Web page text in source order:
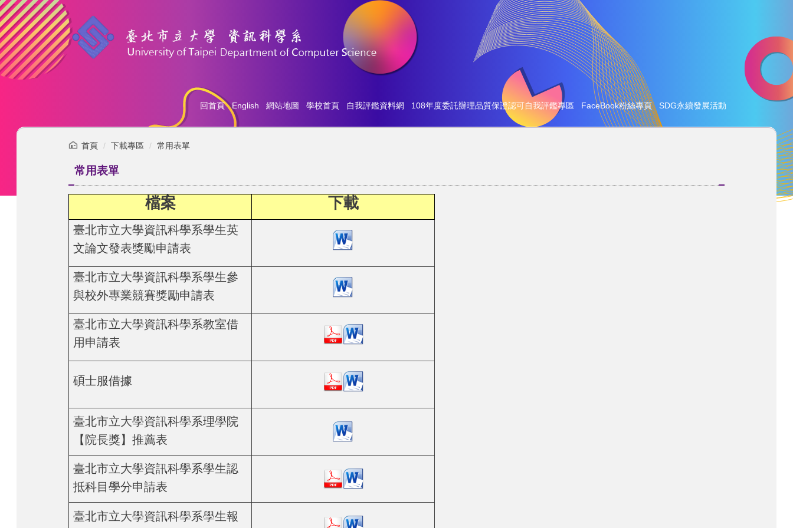
跳
到
主
要
內
容
回首頁 English 網站地圖 學校首頁 自我評鑑資料網 108年度委託辦理品質保證認可自我評鑑專區 FaceBook粉絲專頁 SDG永續發展活動
首頁 下載專區 常用表單
常用表單
檔案 下載
臺北市立大學資訊科學系學生英
文論文發表獎勵申請表
臺北市立大學資訊科學系學生參
與校外專業競賽獎勵申請表
臺北市立大學資訊科學系教室借
用申請表
碩士服借據
臺北市立大學資訊科學系理學院
【院長獎】推薦表
臺北市立大學資訊科學系學生認
抵科目學分申請表
臺北市立大學資訊科學系學生報